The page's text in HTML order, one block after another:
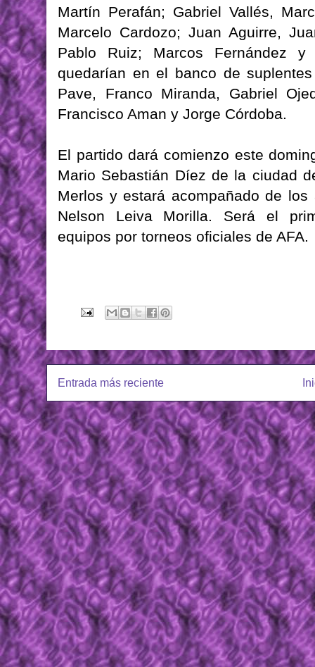
Martín Perafán; Gabriel Vallés,
Marcelo Cardozo; Juan Aguirre,
Pablo Ruiz; Marcos Fernández
quedarían en el banco de
Pave, Franco Miranda, Gabriel
Francisco Aman y Jorge Córdoba.
El partido dará comienzo este
Mario Sebastián Díez de la ciudad
Merlos y estará acompañado de
Nelson Leiva Morilla. Será el
equipos por torneos oficiales de AFA.
Entrada más reciente